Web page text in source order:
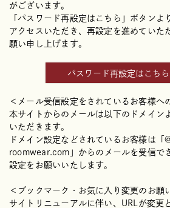
がございます。
「パスワード再設定はこちら」ボタンよ
アクセスいただき、再設定を進めていた
願い申し上げます。
パスワード再設定はこちら
＜メール受信設定をされているお客様へ
本サイトからのメールは以下のドメイン
いただきます。
ドメイン設定などされているお客様は「
roomwear.com」からのメールを受信で
設定をお願いいたします。
＜ブックマーク・お気に入り変更のお願
サイトリニューアルに伴い、URLが変更